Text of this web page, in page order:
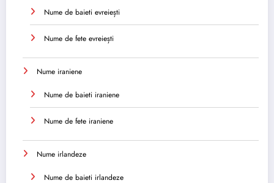
Nume de baieti evreiești
Nume de fete evreiești
Nume iraniene
Nume de baieti iraniene
Nume de fete iraniene
Nume irlandeze
Nume de baieti irlandeze